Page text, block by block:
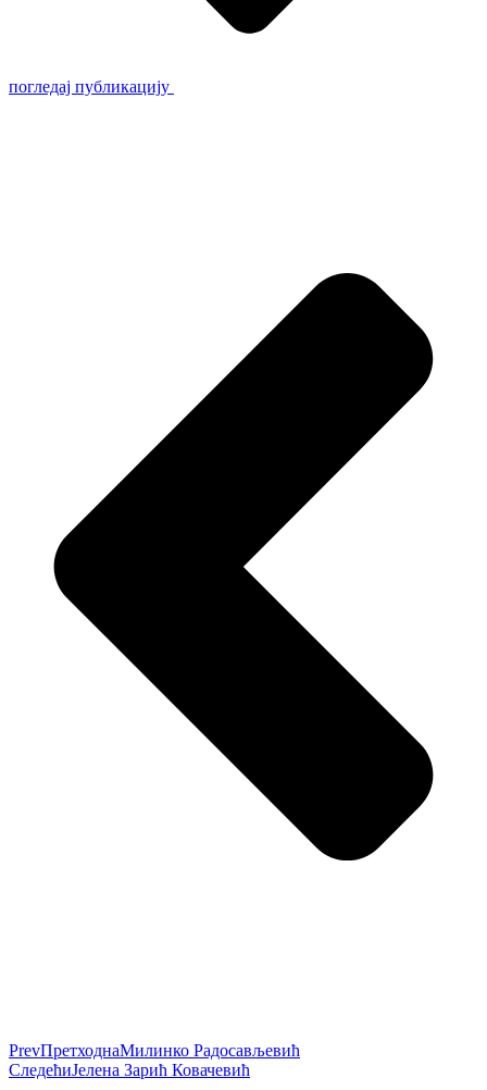
погледај публикацију
PrevПретходнаМилинко Радосављевић
СледећиЈелена Зарић Ковачевић